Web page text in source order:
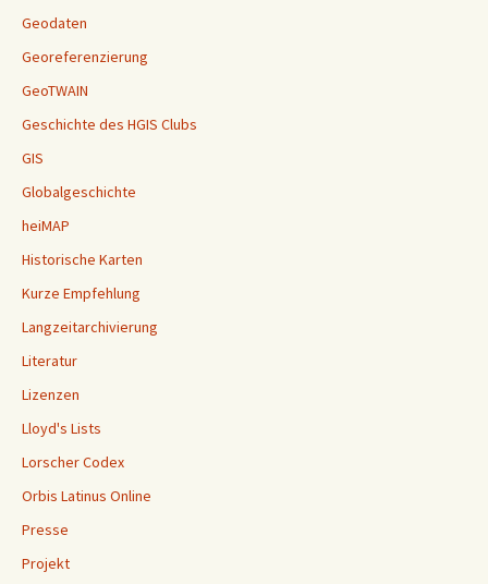
Geodaten
Georeferenzierung
GeoTWAIN
Geschichte des HGIS Clubs
GIS
Globalgeschichte
heiMAP
Historische Karten
Kurze Empfehlung
Langzeitarchivierung
Literatur
Lizenzen
Lloyd's Lists
Lorscher Codex
Orbis Latinus Online
Presse
Projekt